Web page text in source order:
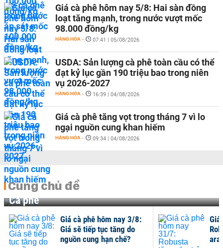
Giá cà phê hôm nay 5/8: Hai sàn đồng
loạt tăng mạnh, trong nước vượt mốc
98.000 đồng/kg
HÀNG HÓA - 07:41 | 05/08/2026
USDA: Sản lượng cà phê toàn cầu có thể
đạt kỷ lục gần 190 triệu bao trong niên
vụ 2026-2027
HÀNG HÓA - 16:39 | 04/08/2026
Giá cà phê tăng vọt trong tháng 7 vì lo
ngại nguồn cung khan hiếm
HÀNG HÓA - 09:34 | 04/08/2026
Cùng chủ đề
Cà phê
Giá cà phê hôm nay 3/8:
Giá sẽ tiếp tục tăng do
nguồn cung hạn chế?